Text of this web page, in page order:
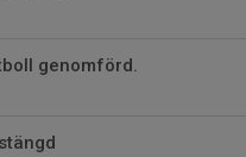
genomförd.